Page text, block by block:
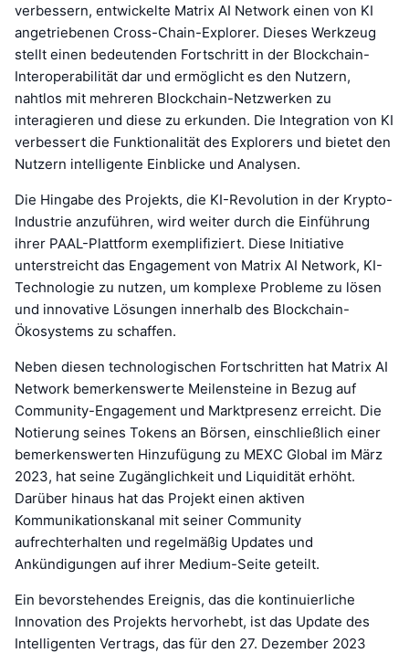
verbessern, entwickelte Matrix AI Network einen von KI
angetriebenen Cross-Chain-Explorer. Dieses Werkzeug
stellt einen bedeutenden Fortschritt in der Blockchain-
Interoperabilität dar und ermöglicht es den Nutzern,
nahtlos mit mehreren Blockchain-Netzwerken zu
interagieren und diese zu erkunden. Die Integration von KI
verbessert die Funktionalität des Explorers und bietet den
Nutzern intelligente Einblicke und Analysen.
Die Hingabe des Projekts, die KI-Revolution in der Krypto-
Industrie anzuführen, wird weiter durch die Einführung
ihrer PAAL-Plattform exemplifiziert. Diese Initiative
unterstreicht das Engagement von Matrix AI Network, KI-
Technologie zu nutzen, um komplexe Probleme zu lösen
und innovative Lösungen innerhalb des Blockchain-
Ökosystems zu schaffen.
Neben diesen technologischen Fortschritten hat Matrix AI
Network bemerkenswerte Meilensteine in Bezug auf
Community-Engagement und Marktpresenz erreicht. Die
Notierung seines Tokens an Börsen, einschließlich einer
bemerkenswerten Hinzufügung zu MEXC Global im März
2023, hat seine Zugänglichkeit und Liquidität erhöht.
Darüber hinaus hat das Projekt einen aktiven
Kommunikationskanal mit seiner Community
aufrechterhalten und regelmäßig Updates und
Ankündigungen auf ihrer Medium-Seite geteilt.
Ein bevorstehendes Ereignis, das die kontinuierliche
Innovation des Projekts hervorhebt, ist das Update des
Intelligenten Vertrags, das für den 27. Dezember 2023